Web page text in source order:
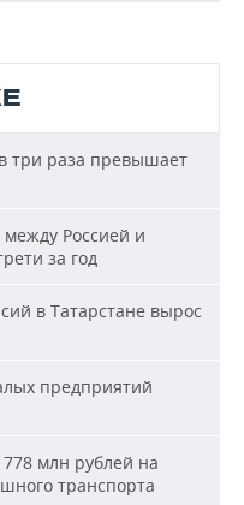
три раза превышает
Россией и
за год
в Татарстане вырос
предприятий
млн рублей на
транспорта